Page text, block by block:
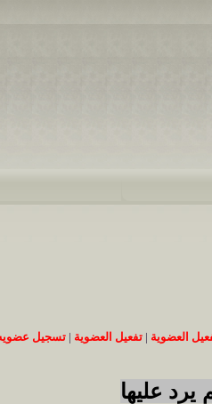
العضوية |تفعيل العضوية |تسجيل
يرد عليها